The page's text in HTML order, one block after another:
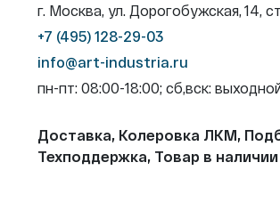
г. Москва, ул. Дорогобужская, 14,
+7 (495) 128-29-03
info@art-industria.ru
пн-пт: 08:00-18:00; сб,вск:
Доставка, Колеровка ЛКМ,
Техподдержка, Товар в наличии